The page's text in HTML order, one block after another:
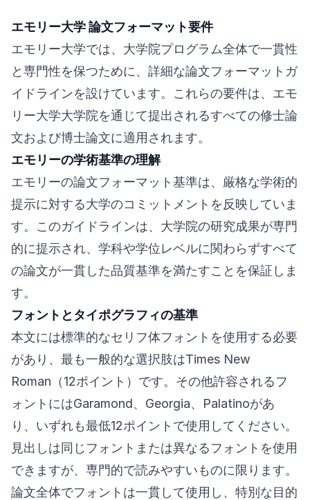
エモリー大学 論文フォーマット要件
エモリー大学では、大学院プログラム全体で一貫性
と専門性を保つために、詳細な論文フォーマットガ
イドラインを設けています。これらの要件は、エモ
リー大学大学院を通じて提出されるすべての修士論
文および博士論文に適用されます。
エモリーの学術基準の理解
エモリーの論文フォーマット基準は、厳格な学術的
提示に対する大学のコミットメントを反映していま
す。このガイドラインは、大学院の研究成果が専門
的に提示され、学科や学位レベルに関わらずすべて
の論文が一貫した品質基準を満たすことを保証しま
す。
フォントとタイポグラフィの基準
本文には標準的なセリフ体フォントを使用する必要
があり、最も一般的な選択肢はTimes New
Roman（12ポイント）です。その他許容されるフ
ォントにはGaramond、Georgia、Palatinoがあ
り、いずれも最低12ポイントで使用してください。
見出しは同じフォントまたは異なるフォントを使用
できますが、専門的で読みやすいものに限ります。
論文全体でフォントは一貫して使用し、特別な目的